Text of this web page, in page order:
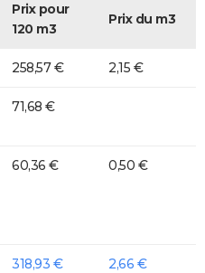
Prix pour
120 m3
Prix du m3
258,57 € 2,15 €
71,68 €
60,36 € 0,50 €
318,93 € 2,66 €